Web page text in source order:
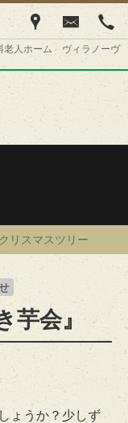
老人ホーム ヴィラノーヴ
リスマスツリー
芋会』
ょうか？少しず